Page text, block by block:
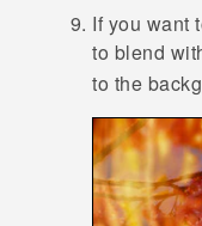
If you want
to blend
to the